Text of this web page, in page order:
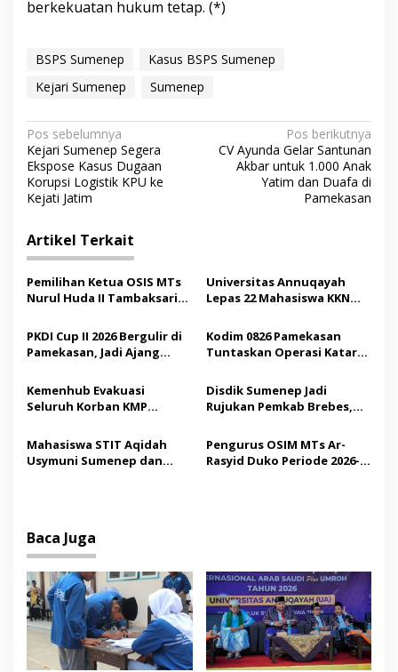
berkekuatan hukum tetap. (*)
BSPS Sumenep
Kasus BSPS Sumenep
Kejari Sumenep
Sumenep
N
a
v
i
g
a
s
i
p
o
s
Pos sebelumnya
Kejari Sumenep Segera
Ekspose Kasus Dugaan
Korupsi Logistik KPU ke
Kejati Jatim
Pos berikutnya
CV Ayunda Gelar Santunan
Akbar untuk 1.000 Anak
Yatim dan Duafa di
Pamekasan
Artikel Terkait
Pemilihan Ketua OSIS MTs
Nurul Huda II Tambaksari
Demokrasi bagi Siswa
Universitas Annuqayah
Lepas 22 Mahasiswa KKN
Saudi
PKDI Cup II 2026 Bergulir di
Pamekasan, Jadi Ajang
Madura
Kodim 0826 Pamekasan
Tuntaskan Operasi Katarak
Tindakan Medis
Kemenhub Evakuasi
Seluruh Korban KMP
Operator Diaudit
Disdik Sumenep Jadi
Rujukan Pemkab Brebes,
Pendidikan Berbasis
Budaya
Mahasiswa STIT Aqidah
Usymuni Sumenep dan
Pengurus OSIM MTs Ar-
Rasyid Duko Periode 2026-
Baca Juga